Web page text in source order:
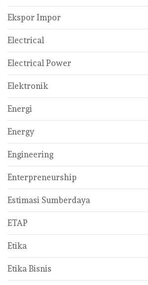
Ekspor Impor
Electrical
Electrical Power
Elektronik
Energi
Energy
Engineering
Enterpreneurship
Estimasi Sumberdaya
ETAP
Etika
Etika Bisnis